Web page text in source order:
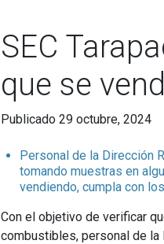
SEC
que se
Publicado 29 octubre, 2024
Personal de la Dirección
tomando muestras en
vendiendo, cumpla con
Con el objetivo de verificar
combustibles, personal de la